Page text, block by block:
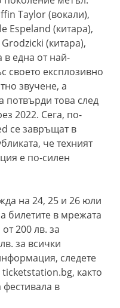
Taylor (вокали),
Espeland (китара),
(китара),
една от най-
своето експлозивно
звучене, а
потвърди това след
2022. Сега, по-
се завръщат в
че техният
е по-силен
на 24, 25 и 26 юли
билетите в мрежата
200 лв. за
за всички
следете
както
в